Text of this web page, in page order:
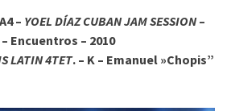
– YOEL DÍAZ CUBAN JAM SESSION–
– Encuentros – 2010
LATIN 4TET. – K – Emanuel »Chopis”